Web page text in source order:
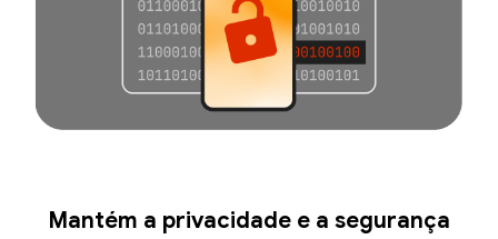
Mantém a privacidade e a segurança